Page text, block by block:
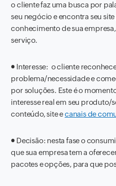
o cliente faz uma busca por
seu negócio e encontra seu
conhecimento de sua
serviço.
● Interesse: o cliente
problema/necessidade e
por soluções. Este é o
interesse real em seu
conteúdo, site ecanais de
● Decisão: nesta fase o
que sua empresa tem a
pacotes e opções, para que